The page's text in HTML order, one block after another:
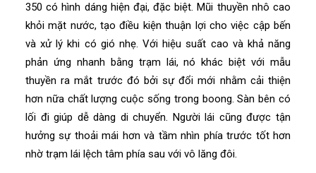
350 có hình dáng hiện đại, đặc biệt. Mũi thuyền nhô cao
khỏi mặt nước, tạo điều kiện thuận lợi cho việc cập bến
và xử lý khi có gió nhẹ. Với hiệu suất cao và khả năng
phản ứng nhanh bằng trạm lái, nó khác biệt với mẫu
thuyền ra mắt trước đó bởi sự đổi mới nhằm cải thiện
hơn nữa chất lượng cuộc sống trong boong. Sàn bên có
lối đi giúp dễ dàng di chuyển. Người lái cũng được tận
hưởng sự thoải mái hơn và tầm nhìn phía trước tốt hơn
nhờ trạm lái lệch tâm phía sau với vô lăng đôi.